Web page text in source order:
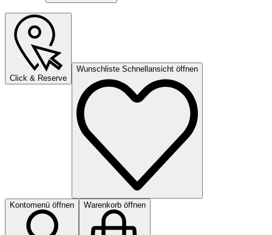
Click & Reserve
Wunschliste Schnellansicht öffnen
Kontomenü öffnen Warenkorb öffnen